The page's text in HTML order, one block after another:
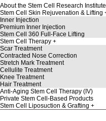
About the Stem Cell Research Institute
Stem Cell Skin Rejuvenation & Lifting
Inner Injection
Premium Inner Injection
Stem Cell 360 Full-Face Lifting
Stem Cell Therapy
Scar Treatment
Contracted Nose Correction
Stretch Mark Treatment
Cellulite Treatment
Knee Treatment
Hair Treatment
Anti-Aging Stem Cell Therapy (IV)
Private Stem Cell-Based Products
Stem Cell Liposuction & Grafting